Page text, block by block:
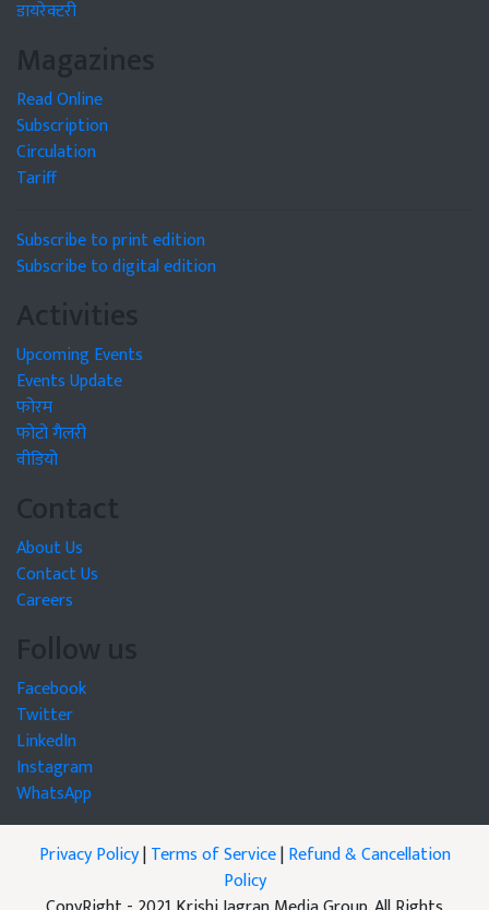
डायरेक्टरी
Magazines
Read Online
Subscription
Circulation
Tariff
Subscribe to print edition
Subscribe to digital edition
Activities
Upcoming Events
Events Update
फोरम
फोटो गैलरी
वीडियो
Contact
About Us
Contact Us
Careers
Follow us
Facebook
Twitter
LinkedIn
Instagram
WhatsApp
Privacy Policy|Terms of Service|Refund & Cancellation
Policy